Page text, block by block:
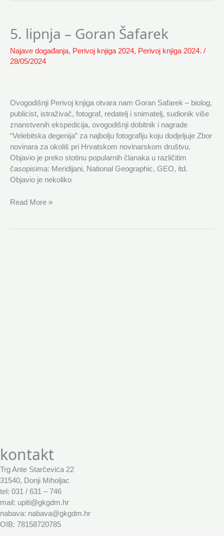
5. lipnja – Goran Šafarek
Najave događanja, Perivoj knjiga 2024, Perivoj knjiga 2024. /
28/05/2024
Ovogodišnji Perivoj knjiga otvara nam Goran Safarek – biolog,
publicist, istraživač, fotograf, redatelj i snimatelj, sudionik više
znanstvenih ekspedicija, ovogodišnji dobitnik i nagrade
“Velebitska degenija” za najbolju fotografiju koju dodjeljuje Zbor
novinara za okoliš pri Hrvatskom novinarskom društvu.
Objavio je preko stotinu popularnih članaka u različitim
časopisima: Meridijani, National Geographic, GEO, itd.
Objavio je nekoliko
5.
lipnja
–
Goran
Read More »
kontakt
Trg Ante Starčevića 22
31540, Donji Miholjac
tel: 031 / 631 – 746
mail: upiti@gkgdm.hr
nabava: nabava@gkgdm.hr
OIB: 78158720785